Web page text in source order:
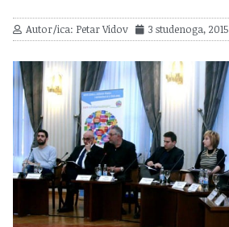
Autor/ica: Petar Vidov 3 studenoga, 2015